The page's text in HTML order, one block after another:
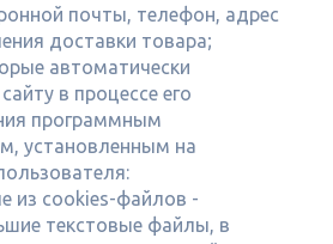
почты, телефон, адрес
доставки товара;
автоматически
в процессе его
программным
установленным на
из cookies-файлов -
текстовые файлы, в